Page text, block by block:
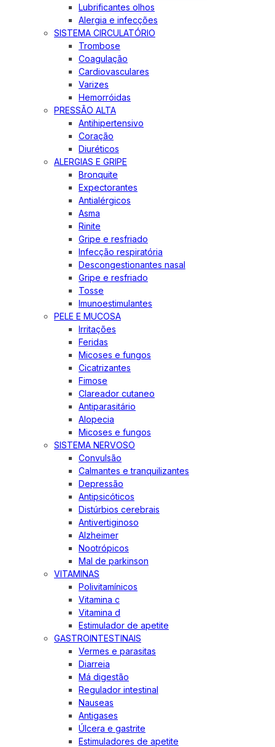
Lubrificantes olhos
Alergia e infecções
SISTEMA CIRCULATÓRIO
Trombose
Coagulação
Cardiovasculares
Varizes
Hemorróidas
PRESSÃO ALTA
Antihipertensivo
Coração
Diuréticos
ALERGIAS E GRIPE
Bronquite
Expectorantes
Antialérgicos
Asma
Rinite
Gripe e resfriado
Infecção respiratória
Descongestionantes nasal
Gripe e resfriado
Tosse
Imunoestimulantes
PELE E MUCOSA
Irritações
Feridas
Micoses e fungos
Cicatrizantes
Fimose
Clareador cutaneo
Antiparasitário
Alopecia
Micoses e fungos
SISTEMA NERVOSO
Convulsão
Calmantes e tranquilizantes
Depressão
Antipsicóticos
Distúrbios cerebrais
Antivertiginoso
Alzheimer
Nootrópicos
Mal de parkinson
VITAMINAS
Polivitamínicos
Vitamina c
Vitamina d
Estimulador de apetite
GASTROINTESTINAIS
Vermes e parasitas
Diarreia
Má digestão
Regulador intestinal
Nauseas
Antigases
Úlcera e gastrite
Estimuladores de apetite